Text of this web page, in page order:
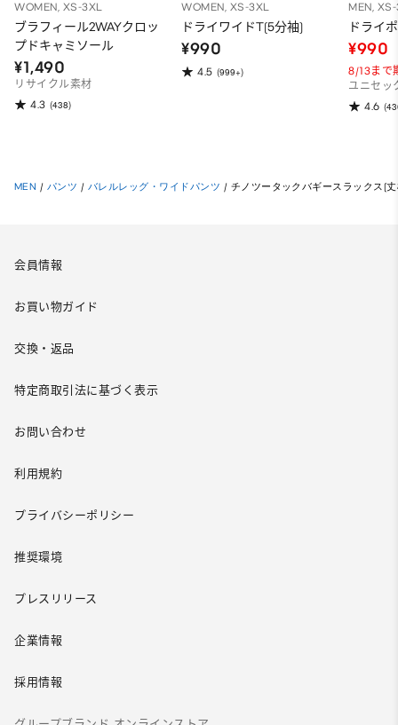
WOMEN, XS-3XL
ブラフィール2WAYクロッ
プドキャミソール
¥1,490
リサイクル素材
4.3 (438)
WOMEN, XS-3XL
ドライワイドT(5分袖)
¥990
4.5 (999+)
MEN,
ドライ
¥990
8/13まで
ユニセッ
4.6
MEN / パンツ / バレルレッグ・ワイドパンツ / チノツータックバギースラックス(
会員情報
お買い物ガイド
交換・返品
特定商取引法に基づく表示
お問い合わせ
利用規約
プライバシーポリシー
推奨環境
プレスリリース
企業情報
採用情報